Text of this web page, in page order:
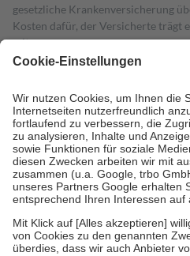
gesetzliche Krankenversicherung
Kosten dafür, der Versicherte trägt
mit.
Grundsätzlich leisten Mitglieder
höchstens zehn Euro.
Es sind
Kosten der Leistung zu entrichten.
Diese Regeln gelten grundsätzlich
Bei Heilmitteln und häuslicher
Zuzahlung zehn Prozent der Kosten
Verordnung.
Um das Engagement der
stärken und die besondere Stellung
fallenkeine Zuzahlungenan bei:
• Kindern und Jugendlichen bis